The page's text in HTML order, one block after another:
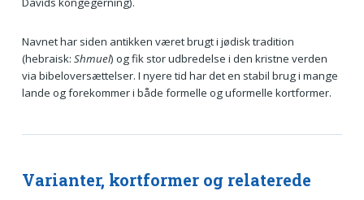
Navnet har siden antikken været brugt i jødisk tradition
(hebraisk: Shmuel) og fik stor udbredelse i den kristne verden
via bibeloversættelser. I nyere tid har det en stabil brug i mange
lande og forekommer i både formelle og uformelle kortformer.
Varianter, kortformer og relaterede